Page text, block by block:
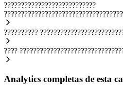
???????????????????????????
??????????
????
Analytics completas de esta